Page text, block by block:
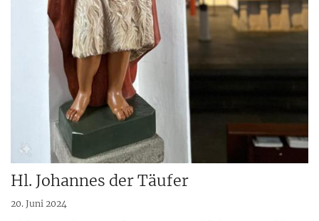
Hl. Johannes der Täufer
20. Juni 2024